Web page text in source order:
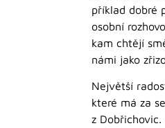
příklad dobré
osobní
kam chtějí
námi jako
Největší
které má za
z